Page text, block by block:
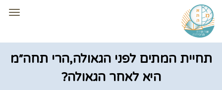
תחיית המתים לפני הגאולה,הרי תחה״מ
היא לאחר הגאולה?